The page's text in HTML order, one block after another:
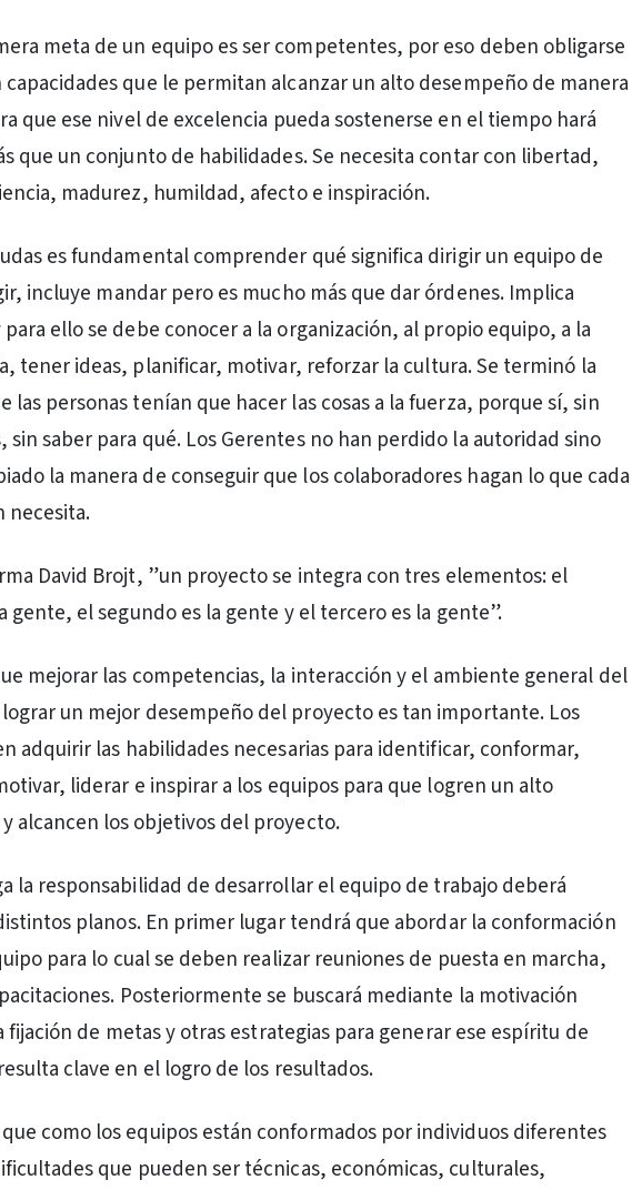
meta de un equipo es ser competentes, por eso deben obligarse
capacidades que le permitan alcanzar un alto desempeño de manera
que ese nivel de excelencia pueda sostenerse en el tiempo hará
que un conjunto de habilidades. Se necesita contar con libertad,
madurez, humildad, afecto e inspiración.
es fundamental comprender qué significa dirigir un equipo de
incluye mandar pero es mucho más que dar órdenes. Implica
ello se debe conocer a la organización, al propio equipo, a la
tener ideas, planificar, motivar, reforzar la cultura. Se terminó la
las personas tenían que hacer las cosas a la fuerza, porque sí, sin
saber para qué. Los Gerentes no han perdido la autoridad sino
la manera de conseguir que los colaboradores hagan lo que cada
necesita.
David Brojt, ”un proyecto se integra con tres elementos: el
gente, el segundo es la gente y el tercero es la gente”.
mejorar las competencias, la interacción y el ambiente general del
un mejor desempeño del proyecto es tan importante. Los
adquirir las habilidades necesarias para identificar, conformar,
liderar e inspirar a los equipos para que logren un alto
alcancen los objetivos del proyecto.
la responsabilidad de desarrollar el equipo de trabajo deberá
planos. En primer lugar tendrá que abordar la conformación
para lo cual se deben realizar reuniones de puesta en marcha,
Posteriormente se buscará mediante la motivación
de metas y otras estrategias para generar ese espíritu de
clave en el logro de los resultados.
como los equipos están conformados por individuos diferentes
que pueden ser técnicas, económicas, culturales,